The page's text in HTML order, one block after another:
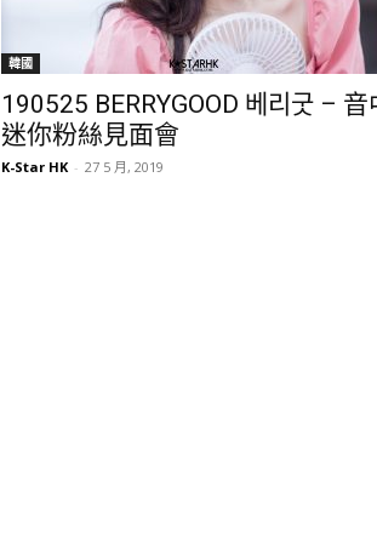
韓國
190525 BERRYGOOD 베리굿 – 音
迷你粉絲見面會
K-Star HK - 27 5 月, 2019